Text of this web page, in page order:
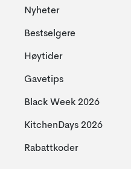
Nyheter
Bestselgere
Høytider
Gavetips
Black Week 2026
KitchenDays 2026
Rabattkoder